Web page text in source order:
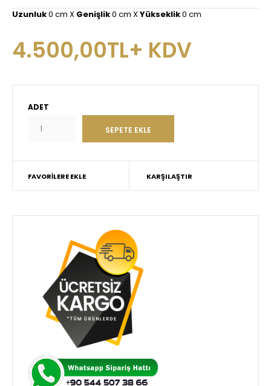
Uzunluk0 cm X Genişlik0 cm XYükseklik0 cm
4.500,00TL+ KDV
ADET
FAVORILERE EKLE KARŞILAŞTIR